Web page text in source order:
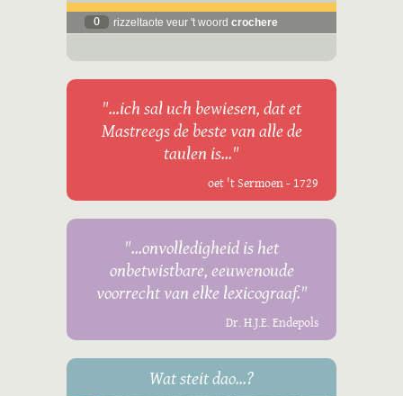
0 rizzeltaote veur 't woord crochere
"...ich sal uch bewiesen, dat et
Mastreegs de beste van alle de
taulen is..."
oet 't Sermoen - 1729
"...onvolledigheid is het
onbetwistbare, eeuwenoude
voorrecht van elke lexicograaf."
Dr. H.J.E. Endepols
Wat steit dao...?